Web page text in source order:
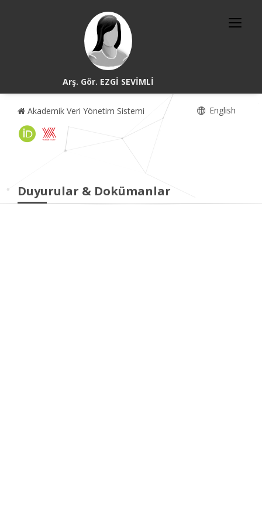
Arş. Gör. EZGİ SEVİMLİ
Akademik Veri Yönetim Sistemi English
Duyurular & Dokümanlar